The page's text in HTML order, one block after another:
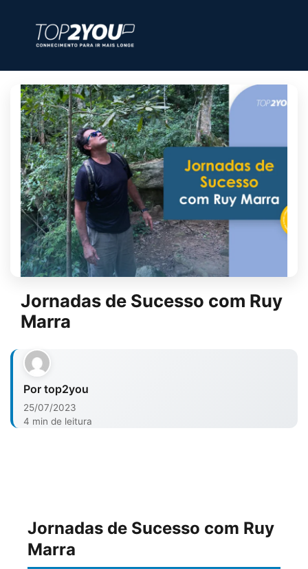
Jornadas de Sucesso com Ruy
Marra
Por top2you
25/07/2023
4 min de leitura
Jornadas de Sucesso com Ruy
Marra